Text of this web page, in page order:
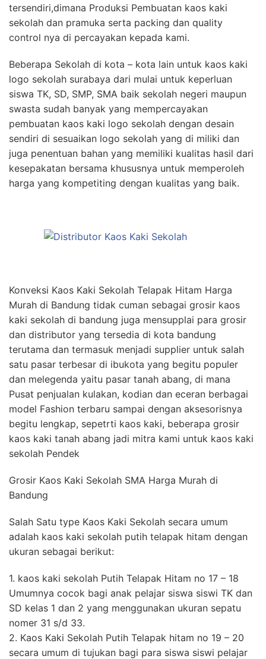
tersendiri,dimana Produksi Pembuatan kaos kaki
sekolah dan pramuka serta packing dan quality
control nya di percayakan kepada kami.
Beberapa Sekolah di kota – kota lain untuk kaos kaki
logo sekolah surabaya dari mulai untuk keperluan
siswa TK, SD, SMP, SMA baik sekolah negeri maupun
swasta sudah banyak yang mempercayakan
pembuatan kaos kaki logo sekolah dengan desain
sendiri di sesuaikan logo sekolah yang di miliki dan
juga penentuan bahan yang memiliki kualitas hasil dari
kesepakatan bersama khususnya untuk memperoleh
harga yang kompetiting dengan kualitas yang baik.
Konveksi Kaos Kaki Sekolah Telapak Hitam Harga
Murah di Bandung tidak cuman sebagai grosir kaos
kaki sekolah di bandung juga mensupplai para grosir
dan distributor yang tersedia di kota bandung
terutama dan termasuk menjadi supplier untuk salah
satu pasar terbesar di ibukota yang begitu populer
dan melegenda yaitu pasar tanah abang, di mana
Pusat penjualan kulakan, kodian dan eceran berbagai
model Fashion terbaru sampai dengan aksesorisnya
begitu lengkap, sepetrti kaos kaki, beberapa grosir
kaos kaki tanah abang jadi mitra kami untuk kaos kaki
sekolah Pendek
Grosir Kaos Kaki Sekolah SMA Harga Murah di
Bandung
Salah Satu type Kaos Kaki Sekolah secara umum
adalah kaos kaki sekolah putih telapak hitam dengan
ukuran sebagai berikut:
1. kaos kaki sekolah Putih Telapak Hitam no 17 – 18
Umumnya cocok bagi anak pelajar siswa siswi TK dan
SD kelas 1 dan 2 yang menggunakan ukuran sepatu
nomer 31 s/d 33.
2. Kaos Kaki Sekolah Putih Telapak hitam no 19 – 20
secara umum di tujukan bagi para siswa siswi pelajar